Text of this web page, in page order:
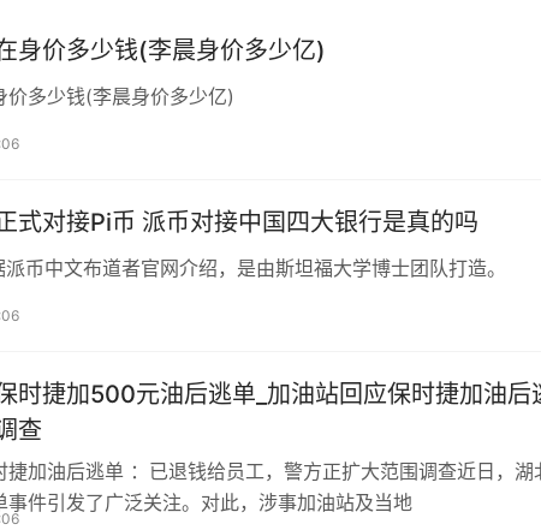
身价多少钱(李晨身价多少亿)
价多少钱(李晨身价多少亿)
式对接Pi币 派币对接中国四大银行是真的吗
币中文布道者官网介绍，是由斯坦福大学博士团队打造。
时捷加500元油后逃单_加油站回应保时捷加油
查
捷加油后逃单 ：已退钱给员工，警方正扩大范围调查近日，
事件引发了广泛关注。对此，涉事加油站及当地